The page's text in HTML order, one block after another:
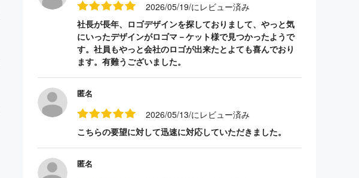
2026/05/19/にレビュー済み
社長が長年、ロゴデザインを探しておりまして、やっと気
にいったデザインがロゴマ－ケット様で見つかったようで
す。社員もやっと会社のロゴが出来たとよても喜んでおり
ます。有難うございました。
匿名
2026/05/13/にレビュー済み
こちらの要望に対して迅速に対応していただきました。
匿名